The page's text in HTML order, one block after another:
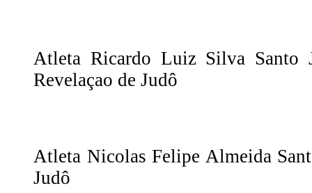
Atleta Ricardo Luiz Silva Santo
Revelaçao de Judô
Atleta Nicolas Felipe Almeida
Judô